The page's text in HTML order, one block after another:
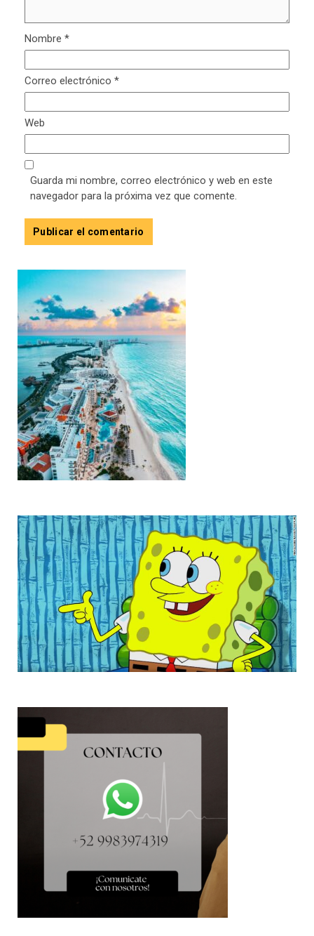
Nombre *
Correo electrónico *
Web
Guarda mi nombre, correo electrónico y web en este
navegador para la próxima vez que comente.